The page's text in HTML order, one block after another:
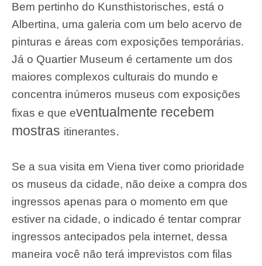
Bem pertinho do Kunsthistorisches, está o
Albertina, uma galeria com um belo acervo de
pinturas e áreas com exposições temporárias.
Já o Quartier Museum é certamente um dos
maiores complexos culturais do mundo e
concentra inúmeros museus com exposições
fixas e que eventualmente recebem
mostras itinerantes.
Se a sua visita em Viena tiver como prioridade
os museus da cidade, não deixe a compra dos
ingressos apenas para o momento em que
estiver na cidade, o indicado é tentar comprar
ingressos antecipados pela internet, dessa
maneira você não terá imprevistos com filas